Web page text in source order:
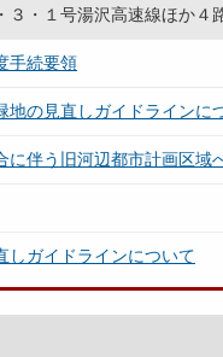
３・１号湯沢高速線ほか４
手続要領
地の見直しガイドラインに
に伴う旧河辺都市計画区域
しガイドラインについて